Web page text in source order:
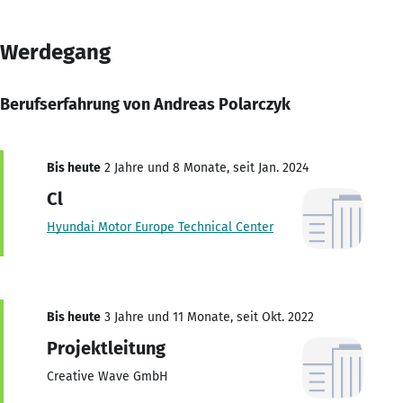
Werdegang
Berufserfahrung von Andreas Polarczyk
Bis heute 2 Jahre und 8 Monate, seit Jan. 2024
Cl
Hyundai Motor Europe Technical Center
Bis heute 3 Jahre und 11 Monate, seit Okt. 2022
Projektleitung
Creative Wave GmbH